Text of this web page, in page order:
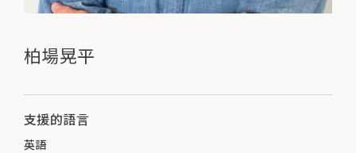
柏場晃平
支援的語言
英語